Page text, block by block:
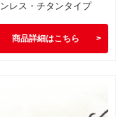
ンレス・チタンタイプ
商品詳細はこちら